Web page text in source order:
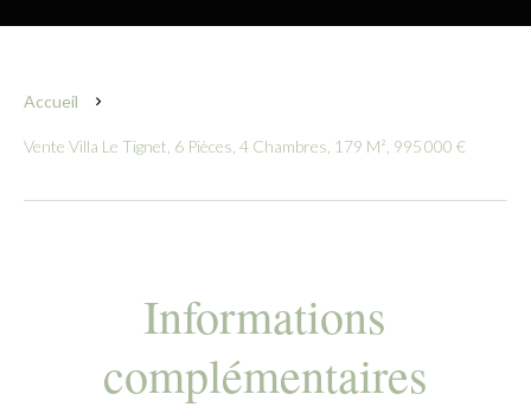
Accueil
Vente Villa Le Tignet, 6 Pièces, 4 Chambres, 179 M², 995 000 €
Informations
complémentaires